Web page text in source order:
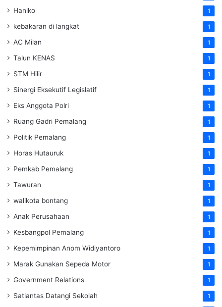
Haniko 1
kebakaran di langkat 1
AC Milan 1
Talun KENAS 1
STM Hilir 1
Sinergi Eksekutif Legislatif 1
Eks Anggota Polri 1
Ruang Gadri Pemalang 1
Politik Pemalang 1
Horas Hutauruk 1
Pemkab Pemalang 1
Tawuran 1
walikota bontang 1
Anak Perusahaan 1
Kesbangpol Pemalang 1
Kepemimpinan Anom Widiyantoro 1
Marak Gunakan Sepeda Motor 1
Government Relations 1
Satlantas Datangi Sekolah 1